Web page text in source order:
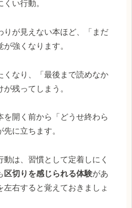
い行動。
りが見えない本ほど、「まだ
強くなります。
くなり、「最後まで読めなか
残ってしまう。
を開く前から「どうせ終わら
に立ちます。
は、習慣として定着しにく
区切りを感じられる体験があ
左右すると覚えておきましょ